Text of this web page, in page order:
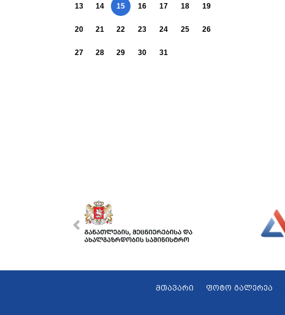
13 14 15 16 17 18 19
20 21 22 23 24 25 26
27 28 29 30 31
მთავარი ფოტო გალერეა